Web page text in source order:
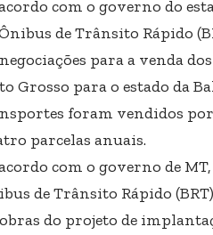
com o governo do
de Trânsito Rápido
para a venda
Grosso para o estado da
foram vendidos por
parcelas anuais.
com o governo de
de Trânsito Rápido
do projeto de